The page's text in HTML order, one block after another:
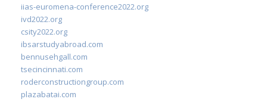
iias-euromena-conference2022.org
ivd2022.org
csity2022.org
ibsarstudyabroad.com
bennusehgall.com
tsecincinnati.com
roderconstructiongroup.com
plazabatai.com